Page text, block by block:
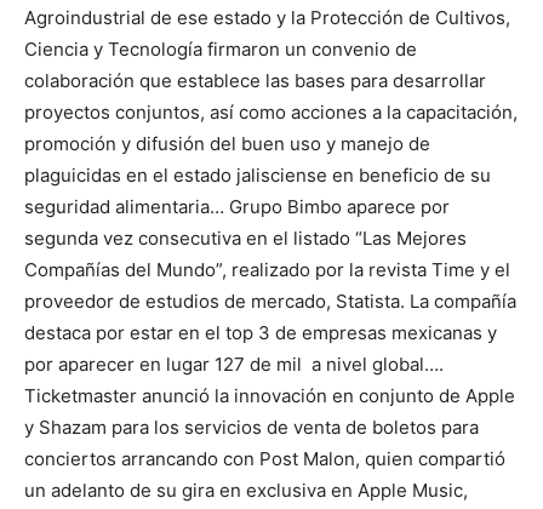
Agroindustrial de ese estado y la Protección de Cultivos,
Ciencia y Tecnología firmaron un convenio de
colaboración que establece las bases para desarrollar
proyectos conjuntos, así como acciones a la capacitación,
promoción y difusión del buen uso y manejo de
plaguicidas en el estado jalisciense en beneficio de su
seguridad alimentaria… Grupo Bimbo aparece por
segunda vez consecutiva en el listado “Las Mejores
Compañías del Mundo”, realizado por la revista Time y el
proveedor de estudios de mercado, Statista. La compañía
destaca por estar en el top 3 de empresas mexicanas y
por aparecer en lugar 127 de mil a nivel global….
Ticketmaster anunció la innovación en conjunto de Apple
y Shazam para los servicios de venta de boletos para
conciertos arrancando con Post Malon, quien compartió
un adelanto de su gira en exclusiva en Apple Music,